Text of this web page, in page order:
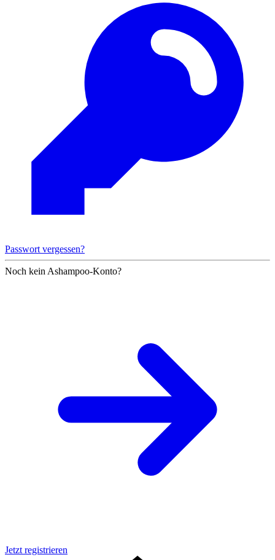
Passwort vergessen?
Noch kein Ashampoo-Konto?
Jetzt registrieren